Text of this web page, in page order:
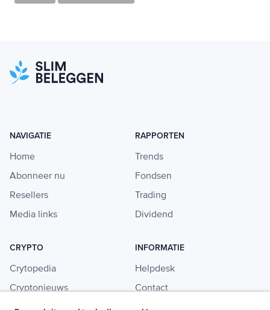
NAVIGATIE
Home
Abonneer nu
Resellers
Media links
RAPPORTEN
Trends
Fondsen
Trading
Dividend
CRYPTO
Crytopedia
Cryptonieuws
Crypto koopgids
INFORMATIE
Helpdesk
Contact
Adverteren